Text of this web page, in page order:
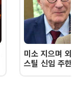
미소 지으며 외
스틸 신임 주한